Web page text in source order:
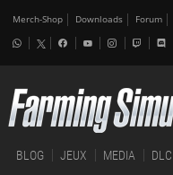
Merch-Shop Downloads Forum
BLOG JEUX MEDIA DLC